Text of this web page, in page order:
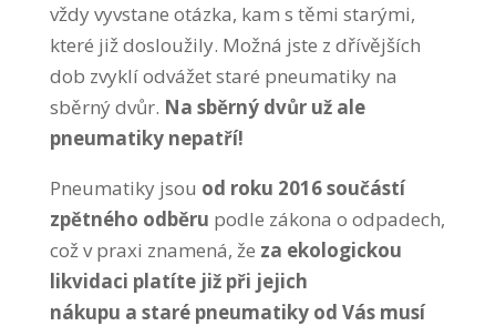
vždy vyvstane otázka, kam s těmi starými,
které již dosloužily. Možná jste z dřívějších
dob zvyklí odvážet staré pneumatiky na
sběrný dvůr. Na sběrný dvůr už ale
pneumatiky nepatří!
Pneumatiky jsou od roku 2016 součástí
zpětného odběru podle zákona o odpadech,
což v praxi znamená, že za ekologickou
likvidaci platíte již při jejich
nákupu a staré pneumatiky od Vás musí